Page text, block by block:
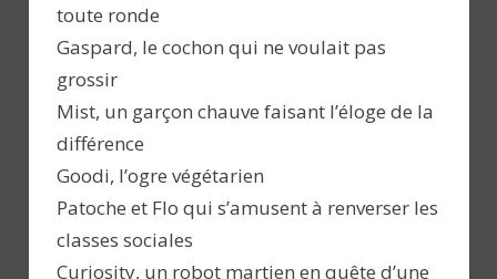
toute ronde
Gaspard, le cochon qui ne voulait pas
grossir
Mist, un garçon chauve faisant l’éloge de la
différence
Goodi, l’ogre végétarien
Patoche et Flo qui s’amusent à renverser les
classes sociales
Curiosity, un robot martien en quête d’une